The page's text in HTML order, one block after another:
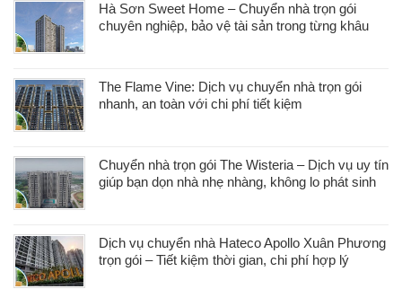
Hà Sơn Sweet Home – Chuyển nhà trọn gói
chuyên nghiệp, bảo vệ tài sản trong từng khâu
The Flame Vine: Dịch vụ chuyển nhà trọn gói
nhanh, an toàn với chi phí tiết kiệm
Chuyển nhà trọn gói The Wisteria – Dịch vụ uy tín
giúp bạn dọn nhà nhẹ nhàng, không lo phát sinh
Dịch vụ chuyển nhà Hateco Apollo Xuân Phương
trọn gói – Tiết kiệm thời gian, chi phí hợp lý